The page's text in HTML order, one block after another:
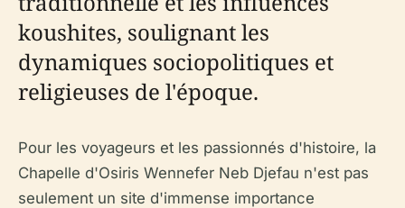
koushites, soulignant les
dynamiques sociopolitiques et
religieuses de l'époque.
Pour les voyageurs et les passionnés d'histoire, la
Chapelle d'Osiris Wennefer Neb Djefau n'est pas
seulement un site d'immense importance